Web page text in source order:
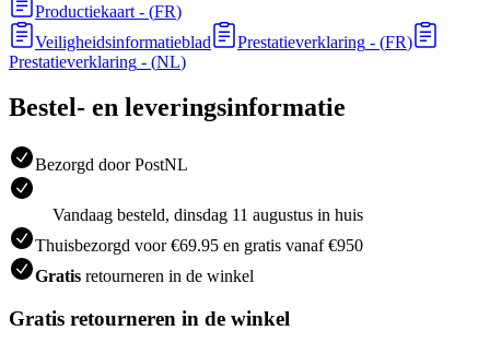
Productiekaart - (FR)
Veiligheidsinformatieblad
Prestatieverklaring - (FR)
Prestatieverklaring - (NL)
Bestel- en leveringsinformatie
Bezorgd door PostNL
Vandaag besteld, dinsdag 11 augustus in huis
Thuisbezorgd voor €69.95 en gratis vanaf €950
Gratis retourneren in de winkel
Gratis retourneren in de winkel